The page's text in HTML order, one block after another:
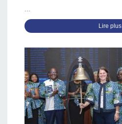
...
Lire plus